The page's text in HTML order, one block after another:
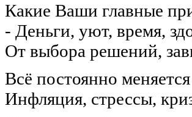
Какие Ваши главные
- Деньги, уют, время,
От выбора решений,
Всё постоянно
Инфляция, стрессы,